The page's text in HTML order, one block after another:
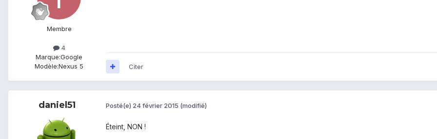
Membre
4
Marque:Google
Modèle:Nexus 5 Citer
daniel51 Posté(e) 24 février 2015 (modifié)
Éteint, NON !